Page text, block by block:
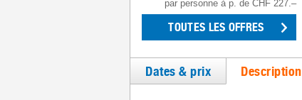
par personne à p. de CHF 227.–
TOUTES LES OFFRES
Dates & prix Description